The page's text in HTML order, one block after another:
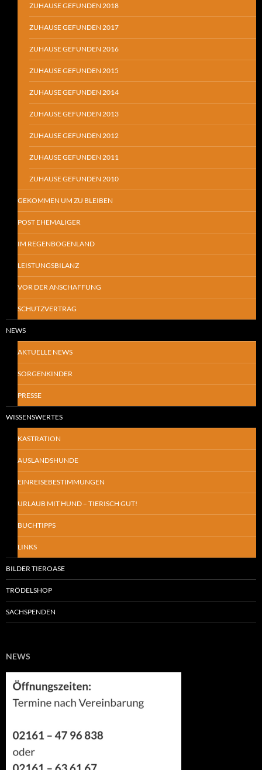
ZUHAUSE GEFUNDEN 2018
ZUHAUSE GEFUNDEN 2017
ZUHAUSE GEFUNDEN 2016
ZUHAUSE GEFUNDEN 2015
ZUHAUSE GEFUNDEN 2014
ZUHAUSE GEFUNDEN 2013
ZUHAUSE GEFUNDEN 2012
ZUHAUSE GEFUNDEN 2011
ZUHAUSE GEFUNDEN 2010
GEKOMMEN UM ZU BLEIBEN
POST EHEMALIGER
IM REGENBOGENLAND
LEISTUNGSBILANZ
VOR DER ANSCHAFFUNG
SCHUTZVERTRAG
NEWS
AKTUELLE NEWS
SORGENKINDER
PRESSE
WISSENSWERTES
KASTRATION
AUSLANDSHUNDE
EINREISEBESTIMMUNGEN
URLAUB MIT HUND – TIERISCH GUT!
BUCHTIPPS
LINKS
BILDER TIEROASE
TRÖDELSHOP
SACHSPENDEN
NEWS